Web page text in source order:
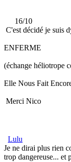
16/10
C'est décidé je suis
ENFERME
(échange héliotrope
Elle Nous Fait
Merci Nico
Lulu
Je ne dirai plus rien
trop dangereuse... et